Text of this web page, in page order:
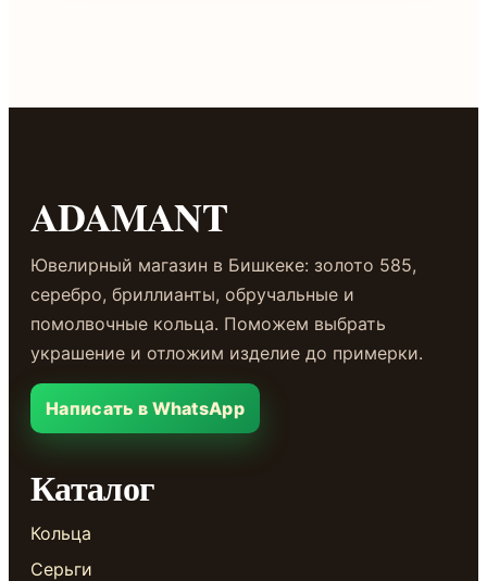
ADAMANT
Ювелирный магазин в Бишкеке: золото 585,
серебро, бриллианты, обручальные и
помолвочные кольца. Поможем выбрать
украшение и отложим изделие до примерки.
Написать в WhatsApp
Каталог
Кольца
Серьги